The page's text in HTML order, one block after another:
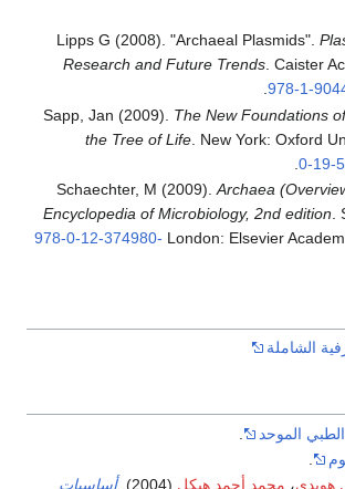
Lipps G (2008). "Archaeal Plasmids".
Research and Future Trends. Caister
978-1-
.
Sapp, Jan (2009). The New Foundations
the Tree of Life. New York: Oxford
0-19-
Schaechter, M (2009). Archaea
Encyclopedia of Microbiology, 2nd edition
London: Elsevier
978-0-12-374980-
الشاملة
الموحد
هويدي، محمد أحمد هيكل (2004).
أساسيات